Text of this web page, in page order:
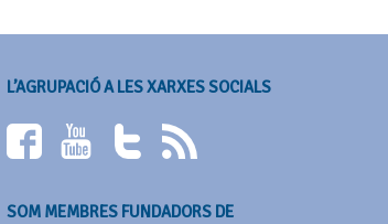
L’AGRUPACIÓ A LES XARXES SOCIALS
SOM MEMBRES FUNDADORS DE